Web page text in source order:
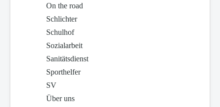
On the road
Schlichter
Schulhof
Sozialarbeit
Sanitätsdienst
Sporthelfer
SV
Über uns